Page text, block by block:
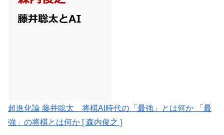
超進化論 藤井聡太 将棋AI時代の「最強」とは何か 「最
強」の将棋とは何か [ 森内俊之 ]